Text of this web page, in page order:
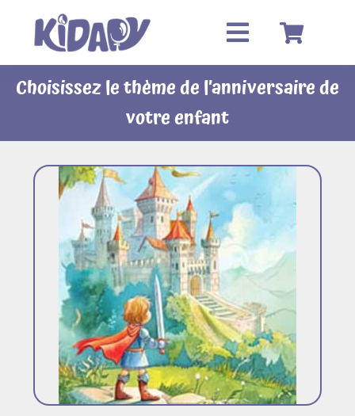
contenu
Choisissez le thème de l’anniversaire de
votre enfant